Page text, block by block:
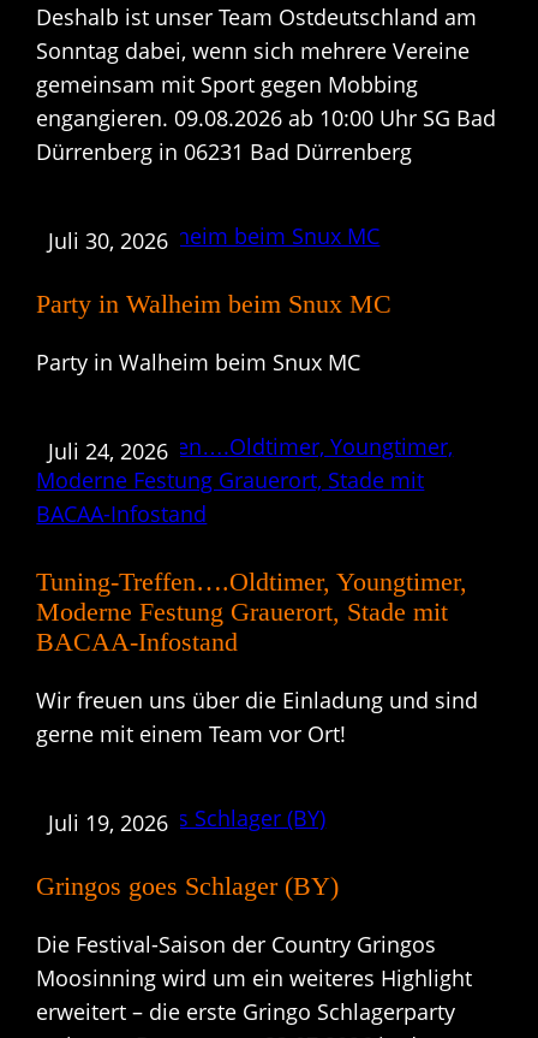
Deshalb ist unser Team Ostdeutschland am
Sonntag dabei, wenn sich mehrere Vereine
gemeinsam mit Sport gegen Mobbing
engangieren. 09.08.2026 ab 10:00 Uhr SG Bad
Dürrenberg in 06231 Bad Dürrenberg
Juli 30, 2026
Party in Walheim beim Snux MC
Party in Walheim beim Snux MC
Juli 24, 2026
Tuning-Treffen….Oldtimer, Youngtimer,
Moderne Festung Grauerort, Stade mit
BACAA-Infostand
Wir freuen uns über die Einladung und sind
gerne mit einem Team vor Ort!
Juli 19, 2026
Gringos goes Schlager (BY)
Die Festival-Saison der Country Gringos
Moosinning wird um ein weiteres Highlight
erweitert – die erste Gringo Schlagerparty